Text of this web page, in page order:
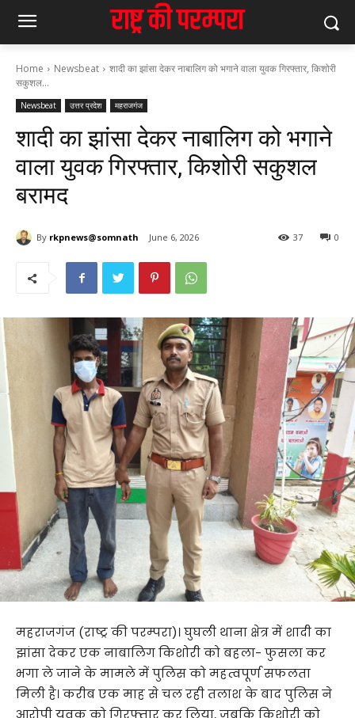
Home Newsbeat
शादी का झांसा देकर नाबालिग को भगाने वाला युवक गिरफ्तार, किशोरी
सकुशल...
Newsbeat उत्तर प्रदेश महराजगंज
शादी का झांसा देकर नाबालिग को भगाने
वाला युवक गिरफ्तार, किशोरी सकुशल
बरामद
By rkpnews@somnath June 6, 2026 0
37
महराजगंज (राष्ट्र की परम्परा)। घुघली थाना क्षेत्र में शादी का
झांसा देकर एक नाबालिग किशोरी को बहला- फुसला कर
भगा ले जाने के मामले में पुलिस को महत्वपूर्ण सफलता
मिली है। करीब एक माह से चल रही तलाश के बाद पुलिस ने
आरोपी युवक को गिरफ्तार कर लिया, जबकि किशोरी को